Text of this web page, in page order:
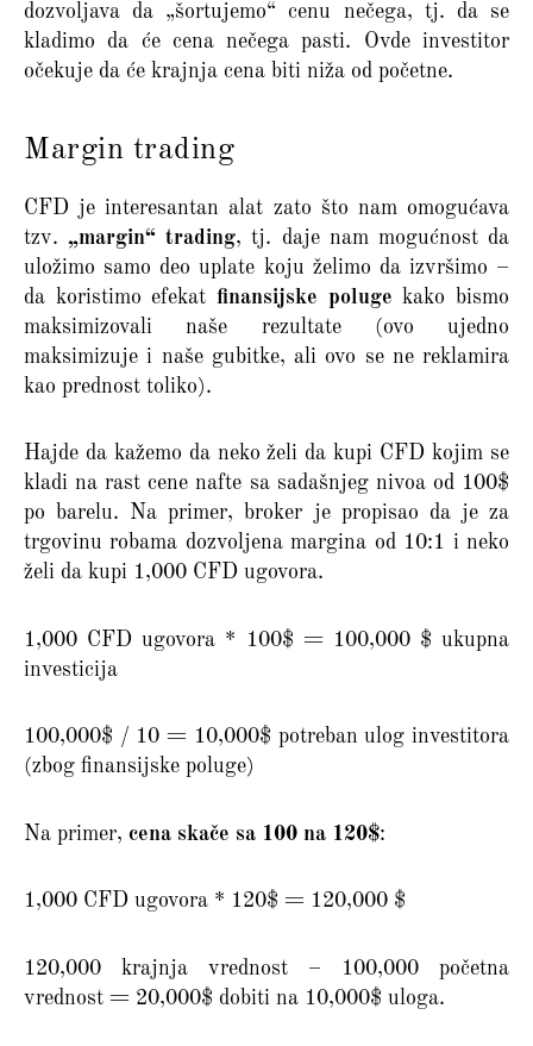
dozvoljava da „šortujemo“ cenu nečega, tj. da se
kladimo da će cena nečega pasti. Ovde investitor
očekuje da će krajnja cena biti niža od početne.
Margin trading
CFD je interesantan alat zato što nam omogućava
tzv.„margin“ trading, tj. daje nam mogućnost da
uložimo samo deo uplate koju želimo da izvršimo –
da koristimo efekat finansijske poluge kako bismo
maksimizovali naše rezultate (ovo ujedno
maksimizuje i naše gubitke, ali ovo se ne reklamira
kao prednost toliko).
Hajde da kažemo da neko želi da kupi CFD kojim se
kladi na rast cene nafte sa sadašnjeg nivoa od 100$
po barelu. Na primer, broker je propisao da je za
trgovinu robama dozvoljena margina od 10:1 i neko
želi da kupi 1,000 CFD ugovora.
1,000 CFD ugovora * 100$ = 100,000 $ ukupna
investicija
100,000$ / 10 = 10,000$ potreban ulog investitora
(zbog finansijske poluge)
Na primer, cena skače sa 100 na 120$:
1,000 CFD ugovora * 120$ = 120,000 $
120,000 krajnja vrednost – 100,000 početna
vrednost = 20,000$ dobiti na 10,000$ uloga.